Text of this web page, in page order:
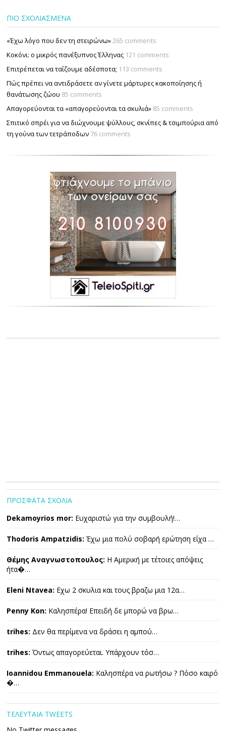
ΠΙΟ ΣΧΟΛΙΑΣΜΕΝΑ
«Έχω λόγο που δεν τη στειρώνω»265 comments
Κοκόνι: ο μικρός πανέξυπνος Έλληνας 121 comments
Επιτρέπεται να ταΐζουµε αδέσποτα; 113 comments
Πώς πρέπει να αντιδράσετε αν γίνετε μάρτυρες κακοποίησης ή
θανάτωσης ζώου 85 comments
Απαγορεύονται τα «απαγορεύονται τα σκυλιά» 85 comments
Σπιτικό σπρέι για να διώχνουμε ψύλλους, σκνίπες & τσιμπούρια από
τη γούνα των τετράποδων 76 comments
ΠΡΟΣΦΑΤΑ ΣΧΟΛΙΑ
Dekamoyrios mor: Ευχαριστώ για την συμβουλή!…
Thodoris Ampatzidis: Έχω μια πολύ σοβαρή ερώτηση είχα …
Θέμης Αναγνωστοπουλος: Η Αμερική με τέτοιες απόψεις
ήτα�…
Eleni Ntavea: Εχω 2 σκυλια και τους βραζω μια 12α…
Penny Kon: Καλησπέρα! Επειδή δε μπορώ να βρω…
trihes: Δεν θα περίμενα να δράσει η αμπού…
trihes: Όντως απαγορεύεται. Υπάρχουν τόσ…
Ioannidou Emmanouela: Καλησπέρα να ρωτήσω ? Πόσο καιρό
�…
ΤΕΛΕΥΤΑΙΑ TWEETS